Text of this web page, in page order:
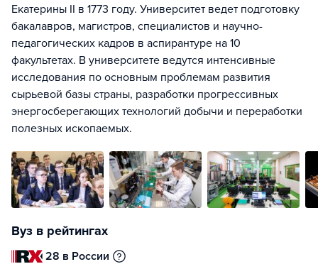
Екатерины II в 1773 году. Университет ведет подготовку
бакалавров, магистров, специалистов и научно-
педагогических кадров в аспирантуре на 10
факультетах. В университете ведутся интенсивные
исследования по основным проблемам развития
сырьевой базы страны, разработки прогрессивных
энергосберегающих технологий добычи и переработки
полезных ископаемых.
Вуз в рейтингах
28 в России